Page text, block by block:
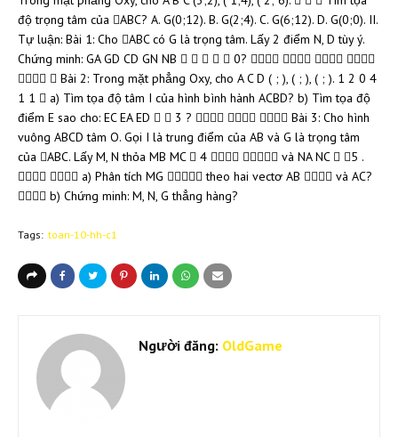
độ trọng tâm của ABC? A. G(0;12). B. G(2;4). C. G(6;12). D. G(0;0). II.
Tự luận: Bài 1: Cho ABC có G là trọng tâm. Lấy 2 điểm N, D tùy ý.
Chứng minh: GA GD CD GN NB      0?    
  Bài 2: Trong mặt phẳng Oxy, cho A C D ( ; ), ( ; ), ( ; ). 1 2 0 4
1 1  a) Tìm tọa độ tâm I của hình bình hành ACBD? b) Tìm tọa độ
điểm E sao cho: EC EA ED   3 ?    Bài 3: Cho hình
vuông ABCD tâm O. Gọi I là trung điểm của AB và G là trọng tâm
của ABC. Lấy M, N thỏa MB MC  4   và NA NC  5 .
  a) Phân tích MG  theo hai vectơ AB  và AC?
 b) Chứng minh: M, N, G thẳng hàng?
Tags: toan-10-hh-c1
Người đăng: OldGame